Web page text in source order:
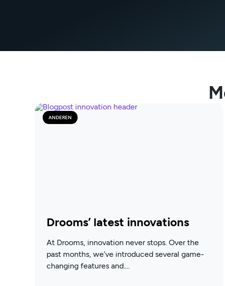
ANDEREN
Drooms’ latest innovations
At Drooms, innovation never stops. Over the
past months, we’ve introduced several game-
changing features and